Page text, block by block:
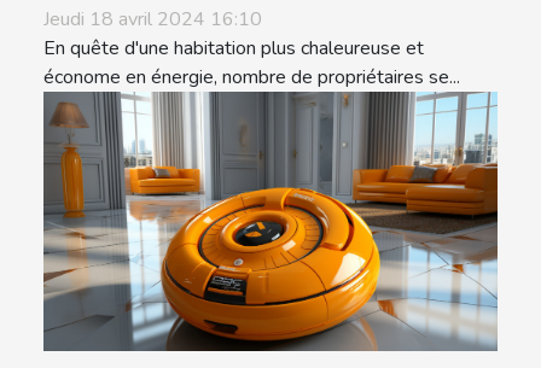
Jeudi 18 avril 2024 16:10
En quête d'une habitation plus chaleureuse et
économe en énergie, nombre de propriétaires se...